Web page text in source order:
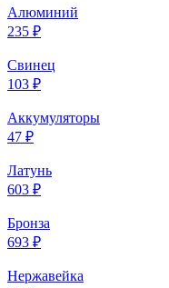
Алюминий
235 ₽
Свинец
103 ₽
Аккумуляторы
47 ₽
Латунь
603 ₽
Бронза
693 ₽
Нержавейка